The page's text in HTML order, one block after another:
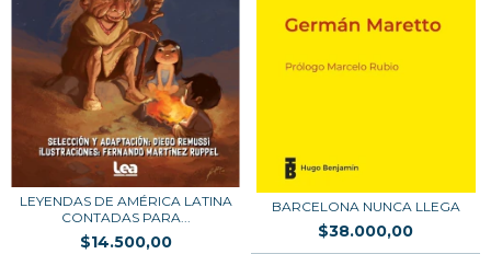
LEYENDAS DE AMÉRICA LATINA
CONTADAS PARA...
$14.500,00
BARCELONA NUNCA LLEGA
$38.000,00